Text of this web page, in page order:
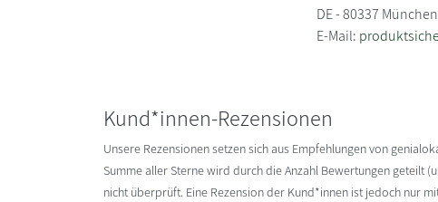
DE - 80337 München
E-Mail:
Kund*innen-Rezensionen
Unsere Rezensionen setzen sich aus Empfehlungen von
Summe aller Sterne wird durch die Anzahl Bewertungen geteilt
nicht überprüft. Eine Rezension der Kund*innen ist jedoch nur